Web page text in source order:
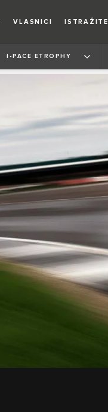
VLASNICI ISTRAŽITE
I‑PACE ETROPHY